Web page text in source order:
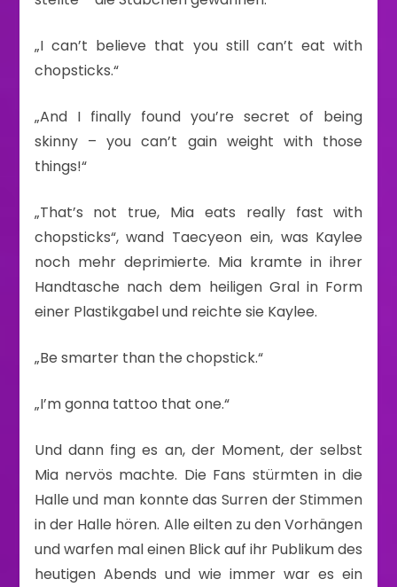
„I can’t believe that you still can’t eat with
chopsticks.“
„And I finally found you’re secret of being
skinny – you can’t gain weight with those
things!“
„That’s not true, Mia eats really fast with
chopsticks“, wand Taecyeon ein, was Kaylee
noch mehr deprimierte. Mia kramte in ihrer
Handtasche nach dem heiligen Gral in Form
einer Plastikgabel und reichte sie Kaylee.
„Be smarter than the chopstick.“
„I’m gonna tattoo that one.“
Und dann fing es an, der Moment, der selbst
Mia nervös machte. Die Fans stürmten in die
Halle und man konnte das Surren der Stimmen
in der Halle hören. Alle eilten zu den Vorhängen
und warfen mal einen Blick auf ihr Publikum des
heutigen Abends und wie immer war es ein